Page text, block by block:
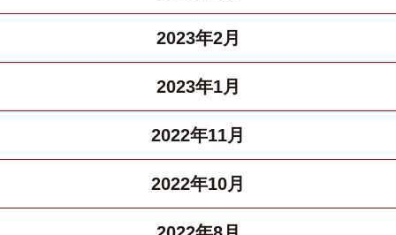
2023年2月
2023年1月
2022年11月
2022年10月